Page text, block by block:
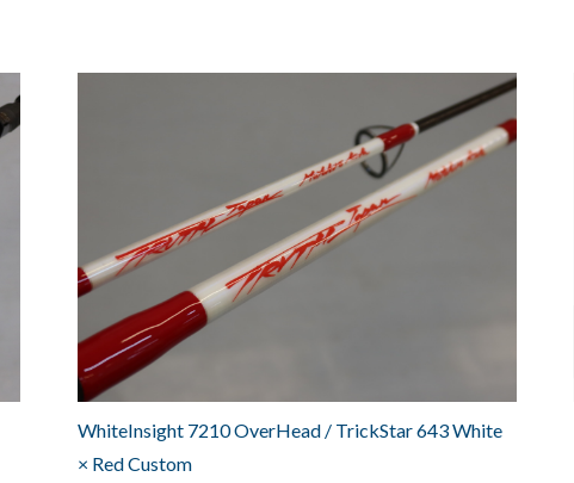
WhiteInsight 7210 OverHead / TrickStar 643 White
× Red Custom